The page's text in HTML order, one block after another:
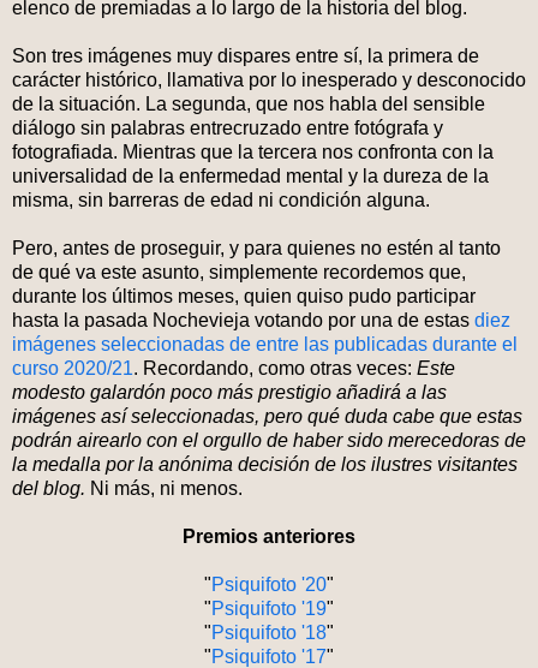
elenco de premiadas a lo largo de la historia del blog.
Son tres imágenes muy dispares entre sí, la primera de
carácter histórico, llamativa por lo inesperado y desconocido
de la situación. La segunda, que nos habla del sensible
diálogo sin palabras entrecruzado entre fotógrafa y
fotografiada. Mientras que la tercera nos confronta con la
universalidad de la enfermedad mental y la dureza de la
misma, sin barreras de edad ni condición alguna.
Pero, antes de proseguir, y para quienes no estén al tanto
de qué va este asunto, simplemente recordemos que,
durante los últimos meses, quien quiso pudo participar
hasta la pasada Nochevieja votando por una de estas diez
imágenes seleccionadas de entre las publicadas durante el
curso 2020/21. Recordando, como otras veces: Este
modesto galardón poco más prestigio añadirá a las
imágenes así seleccionadas, pero qué duda cabe que estas
podrán airearlo con el orgullo de haber sido merecedoras de
la medalla por la anónima decisión de los ilustres visitantes
del blog. Ni más, ni menos.
Premios anteriores
"Psiquifoto '20"
"Psiquifoto '19"
"Psiquifoto '18"
"Psiquifoto '17"